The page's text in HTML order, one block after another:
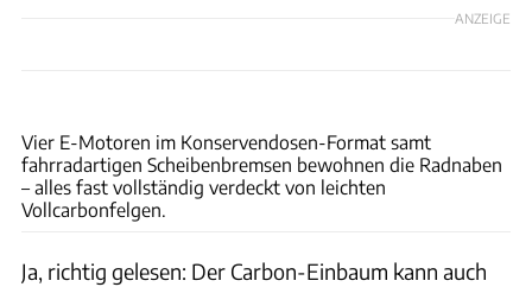
ANZEIGE
Vier E-Motoren im Konservendosen-Format samt
fahrradartigen Scheibenbremsen bewohnen die Radnaben
– alles fast vollständig verdeckt von leichten
Vollcarbonfelgen.
Ja, richtig gelesen: Der Carbon-Einbaum kann auch